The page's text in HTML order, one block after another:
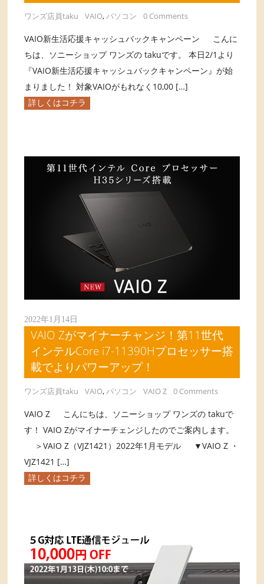
ワンズ店員taku VAIO,パソコン 0 Comments
VAIO新生活応援キャッシュバックキャンペーン こんに
ちは、ソニーショップ ワンズの takuです。 本日2/1より
『VAIO新生活応援キャッシュバックキャンペーン』が始
まりました！ 対象VAIOがもれなく10,00 […]
詳しくはコチラ
2022年1月14日
VAIO Zがマイナーチャンジ！第11世代
インテルCore i7-11390Hプロセッサー搭
載でよりパワーアップ！
ワンズ店員taku VAIO,パソコン VAIO Z 0 Comments
VAIO Z こんにちは、ソニーショップ ワンズの takuで
す！ VAIO Zがマイナーチェンジしたのでご案内します。
＞VAIO Z（VJZ1421）2022年1月モデル ▼VAIO Z ・
VJZ1421 […]
詳しくはコチラ